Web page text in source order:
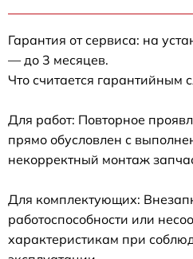
Гарантия от сервиса: на
— до 3 месяцев.
Что считается гарантийным
Для работ: Повторное
прямо обусловлен с
некорректный монтаж
Для комплектующих:
работоспособности или
характеристикам при